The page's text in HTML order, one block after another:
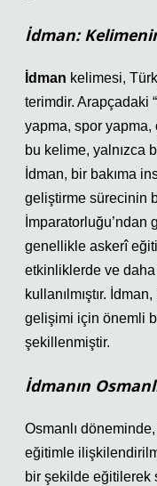
İdman:
İdman kelimesi,
terimdir. Arapçadaki “
yapma, spor yapma,
bu kelime, yalnızca
İdman, bir bakıma
geliştirme sürecinin
İmparatorluğu’ndan
genellikle askerî
etkinliklerde ve
kullanılmıştır.
gelişimi için önemli
şekillenmiştir.
İdmanın
Osmanlı
eğitimle
bir şekilde eğitilerek